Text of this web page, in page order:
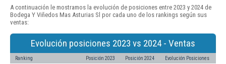
A continuación le mostramos la evolución de posiciones entre 2023 y 2024 de
Bodega Y Viñedos Mas Asturias Sl por cada uno de los rankings según sus
ventas:
Evolución posiciones 2023 vs 2024 - Ventas
Ranking Posición 2023 Posición 2024 Evolución Posiciones